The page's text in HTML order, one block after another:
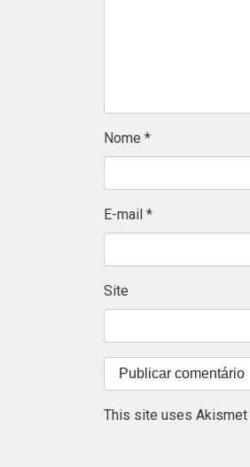
Nome *
E-mail *
Site
This site uses Akismet